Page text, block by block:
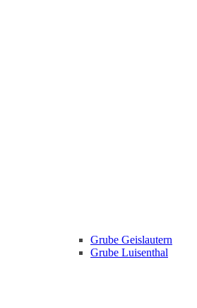
Grube Geislautern
Grube Luisenthal